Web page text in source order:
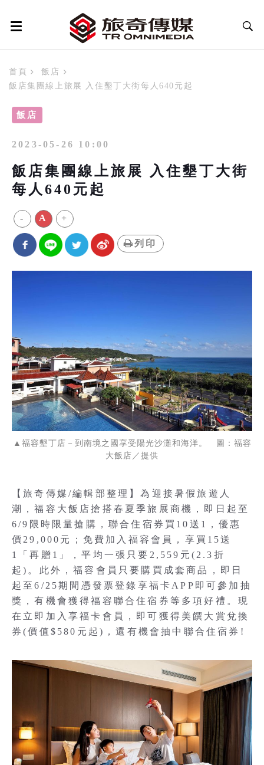
首頁
飯店
飯店集團線上旅展 入住墾丁大街每人640元起
飯店
2023-05-26 10:00
飯店集團線上旅展 入住墾丁大街
每人640元起
- A +
列印
▲福容墾丁店－到南境之國享受陽光沙灘和海洋。 圖：福容
大飯店／提供
【旅奇傳媒/編輯部整理】為迎接暑假旅遊人
潮，福容大飯店搶搭春夏季旅展商機，即日起至
6/9限時限量搶購，聯合住宿券買10送1，優惠
價29,000元；免費加入福容會員，享買15送
1「再贈1」，平均一張只要2,559元(2.3折
起)。此外，福容會員只要購買成套商品，即日
起至6/25期間憑發票登錄享福卡APP即可參加抽
獎，有機會獲得福容聯合住宿券等多項好禮。現
在立即加入享福卡會員，即可獲得美饌大賞兌換
券(價值$580元起)，還有機會抽中聯合住宿券!